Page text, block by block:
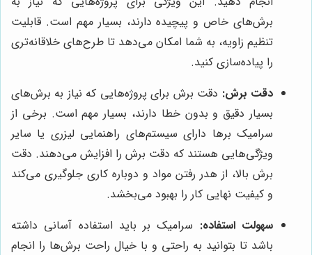
برش‌های خاص و پیچیده دارند، بسیار مهم است. قابلیت
تنظیم زاویه، به شما امکان می‌دهد تا طرح‌های خلاقانه‌تری
را پیاده‌سازی کنید.
دقت برش: دقت برش برای پروژه‌هایی که نیاز به برش‌های
بسیار دقیق و بدون خطا دارند، بسیار مهم است. برخی از
سرامیک برها دارای سیستم‌های راهنمایی لیزری یا سایر
ویژگی‌هایی هستند که دقت برش را افزایش می‌دهند. دقت
برش بالا، از هدر رفتن مواد و دوباره کاری جلوگیری می‌کند
و کیفیت نهایی کار را بهبود می‌بخشد.
سهولت استفاده: سرامیک بر باید استفاده آسانی داشته
باشد تا بتوانید به راحتی و با خیال راحت برش‌ها را انجام